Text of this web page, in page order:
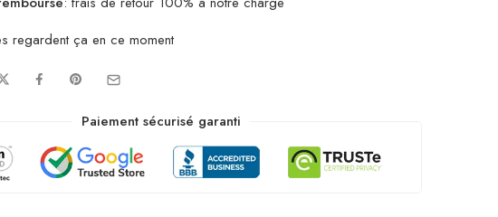
regardent ça en ce moment
Paiement sécurisé garanti